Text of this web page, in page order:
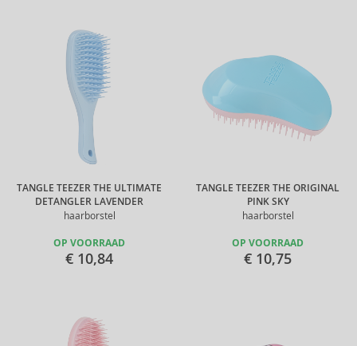
TANGLE TEEZER THE ULTIMATE
DETANGLER LAVENDER
haarborstel
OP VOORRAAD
€ 10,84
TANGLE TEEZER THE ORIGINAL
PINK SKY
haarborstel
OP VOORRAAD
€ 10,75